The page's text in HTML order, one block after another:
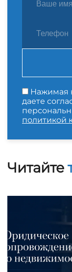
Нажимая
даете
политикой
Читайте